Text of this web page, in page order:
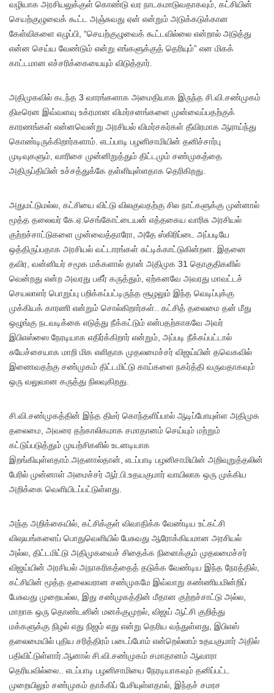
வழியாக அரசியலுக்குள் கொண்டு வர நாடகமாடுவதாகவும், கட்சியின்
செயற்குழுவைக் கூட்ட அஞ்சுவது ஏன் என்றும் அடுக்கடுக்கான
கேள்விகளை எழுப்பி, “செயற்குழுவைக் கூட்டவில்லை என்றால் அடுத்து
என்ன செய்ய வேண்டும் என்று எங்களுக்குத் தெரியும்” என மிகக்
காட்டமான எச்சரிக்கையையும் விடுத்தார்.
அதிமுகவில் கடந்த 3 வாரங்களாக அமைதியாக இருந்த சி.வி.சண்முகம்
திடீரென இவ்வளவு உக்ரமான விமர்சனங்களை முன்வைப்பதற்குக்
காரணங்கள் என்னவென்று அரசியல் விமர்சகர்கள் தீவிரமாக ஆராய்ந்து
கொண்டிருக்கிறார்களாம். எடப்பாடி பழனிசாமியின் தனிச்சார்பு
முடிவுகளும், வாரிசை முன்னிறுத்தும் திட்டமும் சண்முகத்தை
அதிருப்தியின் உச்சத்துக்கே தள்ளியுள்ளதாக தெரிகிறது.
அதுமட்டுமல்ல, கட்சியை விட்டு விலகுவதற்கு சில நாட்களுக்கு முன்னால்
மூத்த தலைவர் கே.ஏ.செங்கோட்டையன் எத்தகைய வாரிசு அரசியல்
குற்றச்சாட்டுகளை முன்வைத்தாரோ, அதே ஸ்கிரிப்டை அப்படியே
ஒத்திருப்பதாக அரசியல் வட்டாரங்கள் சுட்டிக்காட்டுகின்றன. இதனை
தவிர, வன்னியர் சமூக மக்களால் தான் அதிமுக 31 தொகுதிகளில்
வென்றது என்ற அவரது பகீர் கருத்தும், ஏற்கனவே அவரது மாவட்டச்
செயலாளர் பொறுப்பு பறிக்கப்பட்டிருந்த சூழலும் இந்த வெடிப்புக்கு
முக்கியக் காரணி என்றும் சொல்கிறார்கள்.. கட்சித் தலைமை தன் மீது
ஒழுங்கு நடவடிக்கை எடுத்து நீக்கட்டும் என்பதற்காகவே அவர்
இபிஎஸ்ஸை நேரடியாக எதிர்க்கிறார் என்றும், அப்படி நீக்கப்பட்டால்
சுயேச்சையாக மாறி மிக எளிதாக முதலமைச்சர் விஜய்யின் தவெகவில்
இணைவதற்கு சண்முகம் திட்டமிட்டு காய்களை நகர்த்தி வருவதாகவும்
ஒரு வலுவான கருத்து நிலவுகிறது.
சி.வி.சண்முகத்தின் இந்த திடீர் கொந்தளிப்பால் ஆடிப்போயுள்ள அதிமுக
தலைமை, அவரை தற்காலிகமாக சமாதானம் செய்யும் மற்றும்
கட்டுப்படுத்தும் முயற்சிகளில் உடனடியாக
இறங்கியுள்ளதாம்.அதனால்தான், எடப்பாடி பழனிசாமியின் அறிவுறுத்தலின்
பேரில் முன்னாள் அமைச்சர் ஆர்.பி.உதயகுமார் வாயிலாக ஒரு முக்கிய
அறிக்கை வெளியிடப்பட்டுள்ளது.
அந்த அறிக்கையில், கட்சிக்குள் விவாதிக்க வேண்டிய உட்கட்சி
விஷயங்களைப் பொதுவெளியில் பேசுவது ஆரோக்கியமான அரசியல்
அல்ல, திட்டமிட்டு அதிமுகவைச் சிதைக்க நினைக்கும் முதலமைச்சர்
விஜய்யின் அரசியல் அநாகரிகத்தைத் தடுக்க வேண்டிய இந்த நேரத்தில்,
கட்சியின் மூத்த தலைவரான சண்முகமே இவ்வாறு கண்ணியமின்றிப்
பேசுவது முறையல்ல, இது சண்முகத்தின் மீதான குற்றச்சாட்டு அல்ல,
மாறாக ஒரு தொண்டனின் மனக்குமுறல், விஜய் ஆட்சி குறித்து
மக்களுக்கு நிழல் எது நிஜம் எது என்று தெரிய வந்துள்ளது, இபிஎஸ்
தலைமையில் புதிய சரித்திரம் படைப்போம் என்றெல்லாம் உதயகுமார் அதில்
பதிவிட்டுள்ளார்.ஆனால் சி.வி.சண்முகம் சமாதானம் ஆவாரா
தெரியவில்லை.. எடப்பாடி பழனிசாமியை நேரடியாகவும் தனிப்பட்ட
முறையிலும் சண்முகம் தாக்கிப் பேசியுள்ளதால், இந்தச் சமரச